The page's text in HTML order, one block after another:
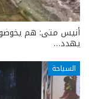
أنيس متى: هم
يهدد…
السياحة